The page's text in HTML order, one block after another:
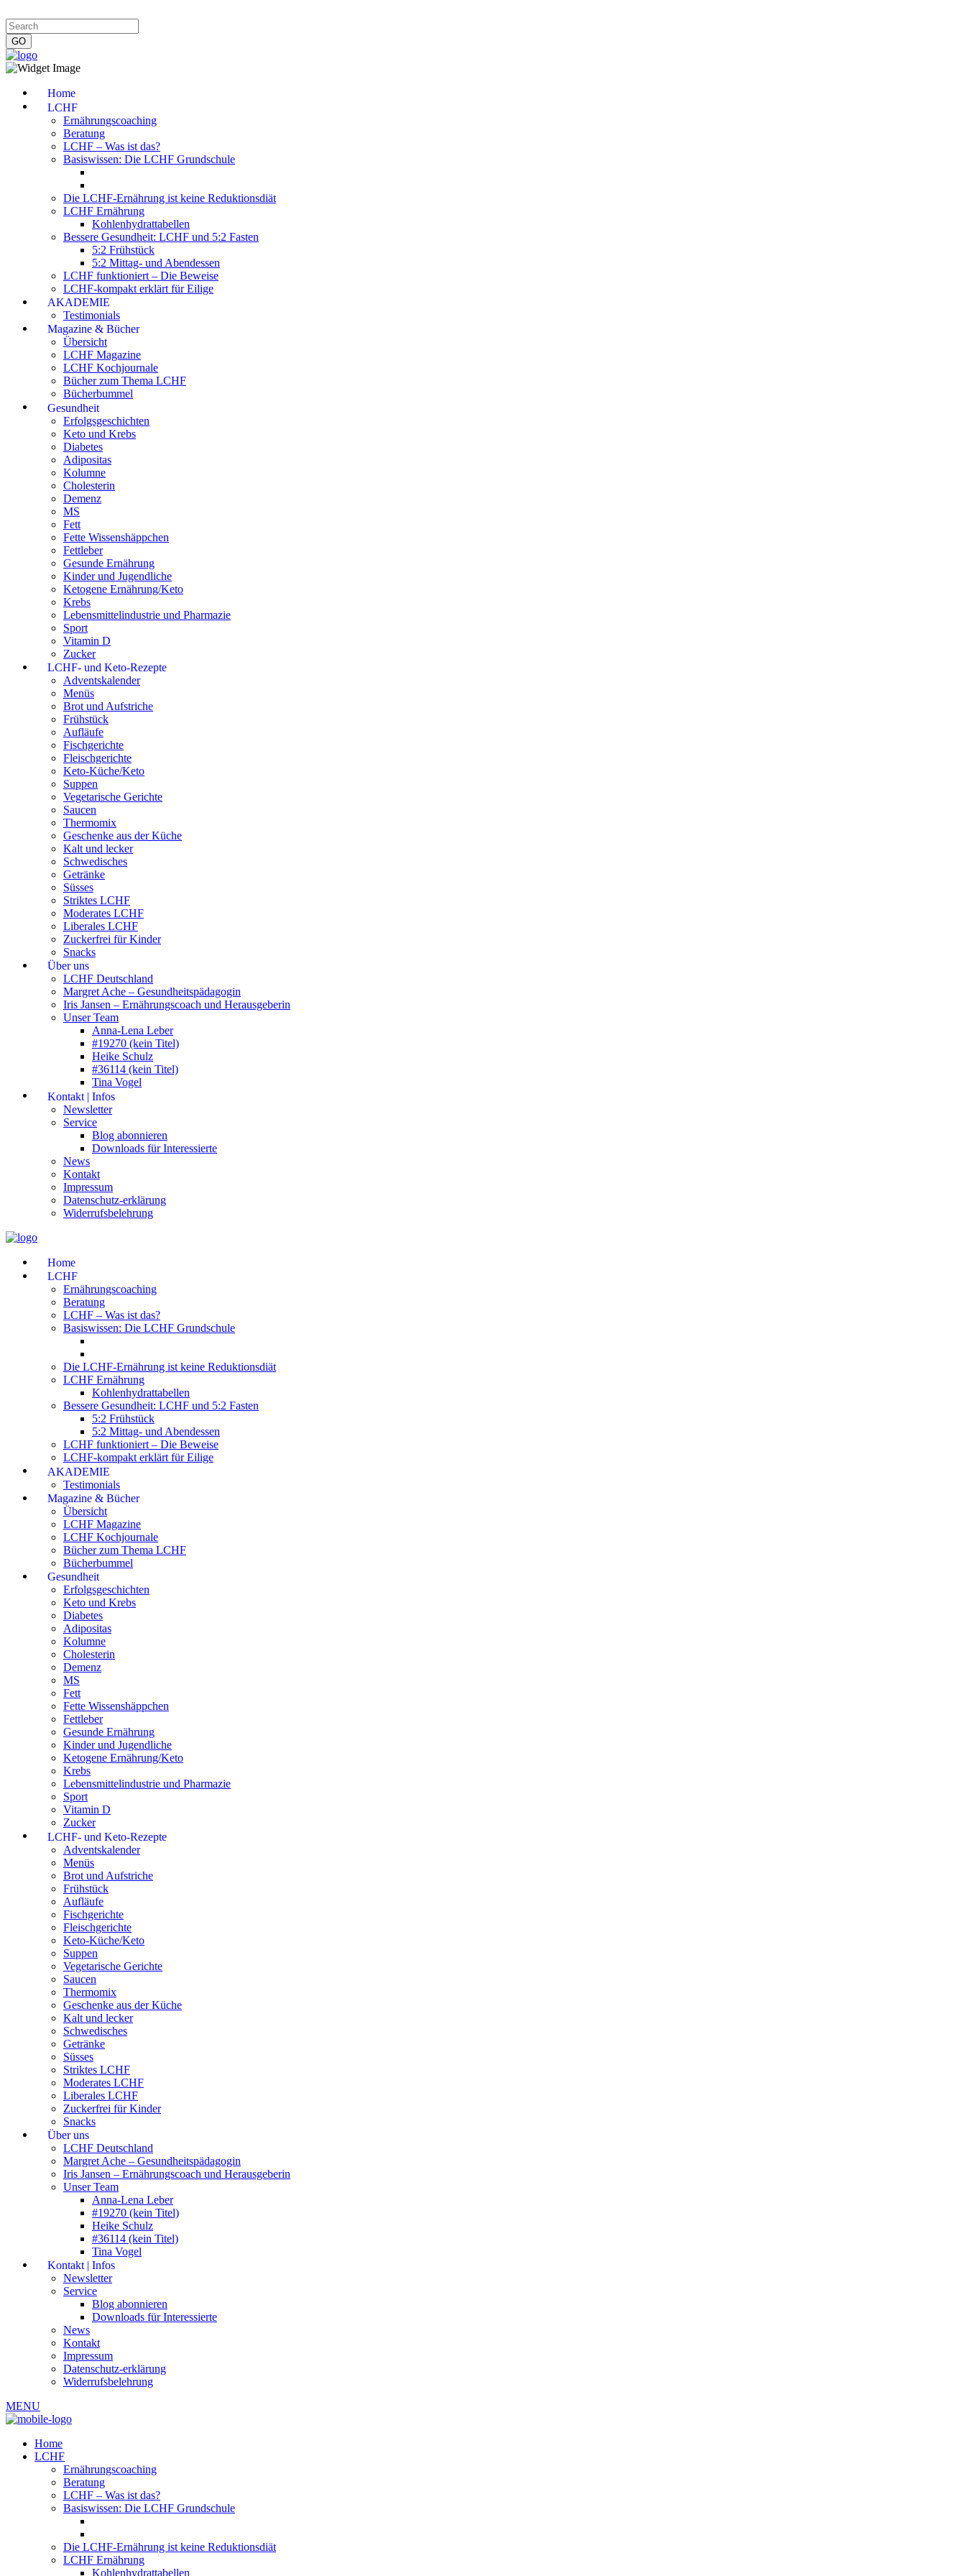
Home
LCHF
Ernährungscoaching
Beratung
LCHF – Was ist das?
Basiswissen: Die LCHF Grundschule
Die LCHF-Ernährung ist keine Reduktionsdiät
LCHF Ernährung
Kohlenhydrattabellen
Bessere Gesundheit: LCHF und 5:2 Fasten
5:2 Frühstück
5:2 Mittag- und Abendessen
LCHF funktioniert – Die Beweise
LCHF-kompakt erklärt für Eilige
AKADEMIE
Testimonials
Magazine & Bücher
Übersicht
LCHF Magazine
LCHF Kochjournale
Bücher zum Thema LCHF
Bücherbummel
Gesundheit
Erfolgsgeschichten
Keto und Krebs
Diabetes
Adipositas
Kolumne
Cholesterin
Demenz
MS
Fett
Fette Wissenshäppchen
Fettleber
Gesunde Ernährung
Kinder und Jugendliche
Ketogene Ernährung/Keto
Krebs
Lebensmittelindustrie und Pharmazie
Sport
Vitamin D
Zucker
LCHF- und Keto-Rezepte
Adventskalender
Menüs
Brot und Aufstriche
Frühstück
Aufläufe
Fischgerichte
Fleischgerichte
Keto-Küche/Keto
Suppen
Vegetarische Gerichte
Saucen
Thermomix
Geschenke aus der Küche
Kalt und lecker
Schwedisches
Getränke
Süsses
Striktes LCHF
Moderates LCHF
Liberales LCHF
Zuckerfrei für Kinder
Snacks
Über uns
LCHF Deutschland
Margret Ache – Gesundheitspädagogin
Iris Jansen – Ernährungscoach und Herausgeberin
Unser Team
Anna-Lena Leber
#19270 (kein Titel)
Heike Schulz
#36114 (kein Titel)
Tina Vogel
Kontakt | Infos
Newsletter
Service
Blog abonnieren
Downloads für Interessierte
News
Kontakt
Impressum
Datenschutz-erklärung
Widerrufsbelehrung
Home
LCHF
Ernährungscoaching
Beratung
LCHF – Was ist das?
Basiswissen: Die LCHF Grundschule
Die LCHF-Ernährung ist keine Reduktionsdiät
LCHF Ernährung
Kohlenhydrattabellen
Bessere Gesundheit: LCHF und 5:2 Fasten
5:2 Frühstück
5:2 Mittag- und Abendessen
LCHF funktioniert – Die Beweise
LCHF-kompakt erklärt für Eilige
AKADEMIE
Testimonials
Magazine & Bücher
Übersicht
LCHF Magazine
LCHF Kochjournale
Bücher zum Thema LCHF
Bücherbummel
Gesundheit
Erfolgsgeschichten
Keto und Krebs
Diabetes
Adipositas
Kolumne
Cholesterin
Demenz
MS
Fett
Fette Wissenshäppchen
Fettleber
Gesunde Ernährung
Kinder und Jugendliche
Ketogene Ernährung/Keto
Krebs
Lebensmittelindustrie und Pharmazie
Sport
Vitamin D
Zucker
LCHF- und Keto-Rezepte
Adventskalender
Menüs
Brot und Aufstriche
Frühstück
Aufläufe
Fischgerichte
Fleischgerichte
Keto-Küche/Keto
Suppen
Vegetarische Gerichte
Saucen
Thermomix
Geschenke aus der Küche
Kalt und lecker
Schwedisches
Getränke
Süsses
Striktes LCHF
Moderates LCHF
Liberales LCHF
Zuckerfrei für Kinder
Snacks
Über uns
LCHF Deutschland
Margret Ache – Gesundheitspädagogin
Iris Jansen – Ernährungscoach und Herausgeberin
Unser Team
Anna-Lena Leber
#19270 (kein Titel)
Heike Schulz
#36114 (kein Titel)
Tina Vogel
Kontakt | Infos
Newsletter
Service
Blog abonnieren
Downloads für Interessierte
News
Kontakt
Impressum
Datenschutz-erklärung
Widerrufsbelehrung
MENU
Home
LCHF
Ernährungscoaching
Beratung
LCHF – Was ist das?
Basiswissen: Die LCHF Grundschule
Die LCHF-Ernährung ist keine Reduktionsdiät
LCHF Ernährung
Kohlenhydrattabellen